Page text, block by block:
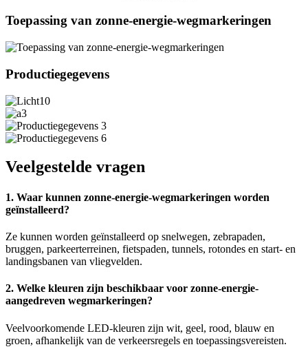
Toepassing van zonne-energie-wegmarkeringen
Productiegegevens
Veelgestelde vragen
1. Waar kunnen zonne-energie-wegmarkeringen worden
geïnstalleerd?
Ze kunnen worden geïnstalleerd op snelwegen, zebrapaden,
bruggen, parkeerterreinen, fietspaden, tunnels, rotondes en start- en
landingsbanen van vliegvelden.
2. Welke kleuren zijn beschikbaar voor zonne-energie-
aangedreven wegmarkeringen?
Veelvoorkomende LED-kleuren zijn wit, geel, rood, blauw en
groen, afhankelijk van de verkeersregels en toepassingsvereisten.